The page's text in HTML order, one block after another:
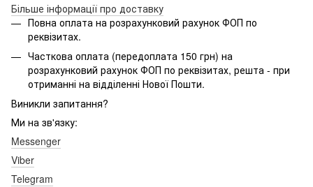
Більше інформації про доставку
Повна оплата на розрахунковий рахунок ФОП по
реквізитах.
Часткова оплата (передоплата 150 грн) на
розрахунковий рахунок ФОП по реквізитах, решта - при
отриманні на відділенні Нової Пошти.
Виникли запитання?
Ми на зв'язку:
Messenger
Viber
Telegram